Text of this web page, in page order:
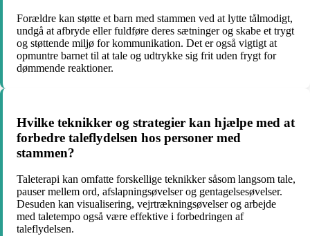
Forældre kan støtte et barn med stammen ved at lytte tålmodigt,
undgå at afbryde eller fuldføre deres sætninger og skabe et trygt
og støttende miljø for kommunikation. Det er også vigtigt at
opmuntre barnet til at tale og udtrykke sig frit uden frygt for
dømmende reaktioner.
Hvilke teknikker og strategier kan hjælpe med at
forbedre taleflydelsen hos personer med
stammen?
Taleterapi kan omfatte forskellige teknikker såsom langsom tale,
pauser mellem ord, afslapningsøvelser og gentagelsesøvelser.
Desuden kan visualisering, vejrtrækningsøvelser og arbejde
med taletempo også være effektive i forbedringen af
taleflydelsen.